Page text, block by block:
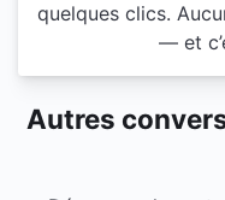
quelques clics.
— et
Autres